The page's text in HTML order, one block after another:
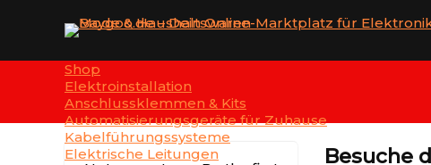
Shop
Elektroinstallation
Anschlussklemmen & Kits
Automatisierungsgeräte für Zuhause
Kabelführungssysteme
Elektrische Leitungen
Besuche